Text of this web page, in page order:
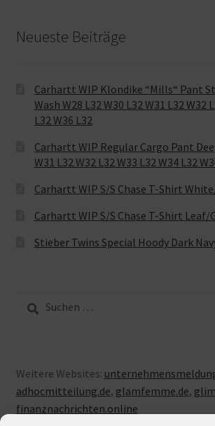
Neueste Beiträge
Carhartt WIP Klondike “Mills“ Pant
Wash W28 L32 W30 L32 W31 L32 W32
L32 W36 L32
Carhartt WIP Regular Cargo Pant
W31 L32 W32 L32 W33 L32 W34 L32
Carhartt WIP S/S Chase T-Shirt
Carhartt WIP S/S Chase T-Shirt Leaf/
Stieber Twins Special Hoody Dark
nach:
Weitere Websites:
adhocmitteilung.de, glamfemme.de,
finanznachrichten.online